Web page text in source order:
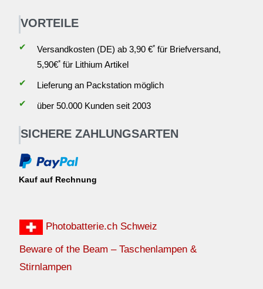
VORTEILE
✔ Versandkosten (DE) ab 3,90 €*für Briefversand,
5,90€*für Lithium Artikel
✔
Lieferung an Packstation möglich
✔
über 50.000 Kunden seit 2003
SICHERE ZAHLUNGSARTEN
Kauf auf Rechnung
Photobatterie.ch Schweiz
Beware of the Beam – Taschenlampen &
Stirnlampen